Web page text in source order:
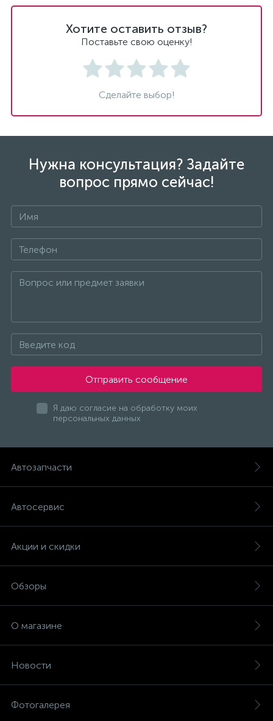
Хотите оставить отзыв?
Поставьте свою оценку!
Сделайте выбор!
Нужна консультация? Задайте
вопрос прямо сейчас!
Отправить сообщение
Я даю согласие на обработку моих
персональных данных
Автозапчасти
Автосервис
Акции и скидки
Обзоры
О магазине
Новости
Фотогалерея